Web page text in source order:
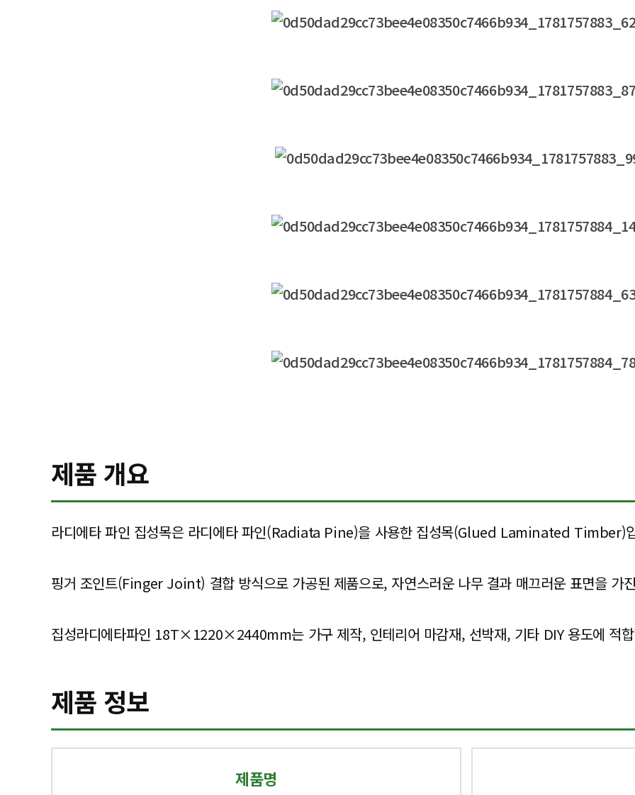
제품 개요
라디에타 파인 집성목은 라디에타 파인(Radiata Pine)을 사용한 집성목(Glued Laminated Timber)
핑거 조인트(Finger Joint) 결합 방식으로 가공된 제품으로, 자연스러운 나무 결과 매끄러운 표면을 가
집성라디에타파인 18T×1220×2440mm는 가구 제작, 인테리어 마감재, 선박재, 기타 DIY 용도에 적
제품 정보
제품명